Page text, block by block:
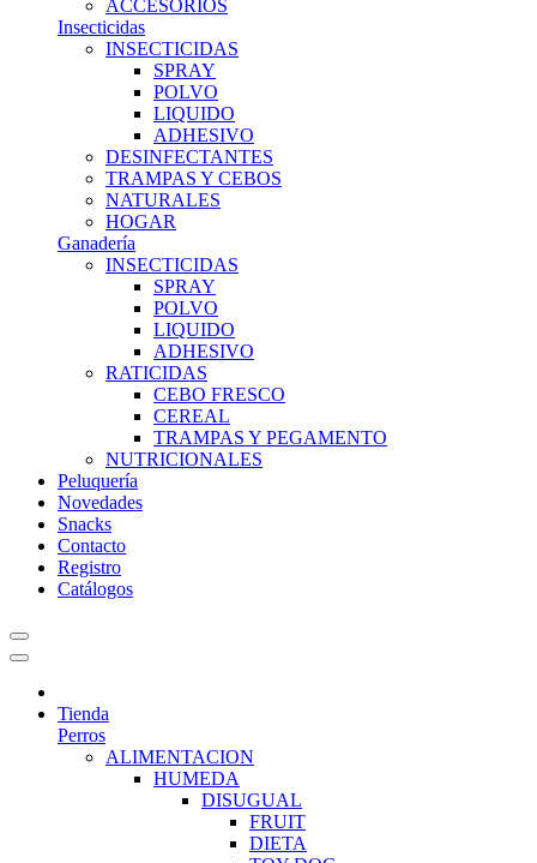
ACCESORIOS
Insecticidas
INSECTICIDAS
SPRAY
POLVO
LIQUIDO
ADHESIVO
DESINFECTANTES
TRAMPAS Y CEBOS
NATURALES
HOGAR
Ganadería
INSECTICIDAS
SPRAY
POLVO
LIQUIDO
ADHESIVO
RATICIDAS
CEBO FRESCO
CEREAL
TRAMPAS Y PEGAMENTO
NUTRICIONALES
Peluquería
Novedades
Snacks
Contacto
Registro
Catálogos
Tienda
Perros
ALIMENTACION
HUMEDA
DISUGUAL
FRUIT
DIETA